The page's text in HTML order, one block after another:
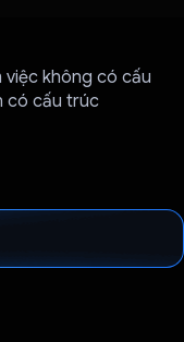
việc không có cấu
có cấu trúc